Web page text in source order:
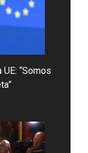
“Somos